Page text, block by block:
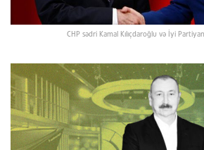
CHP sədri Kamal Kılıçdaroğlu və İyi